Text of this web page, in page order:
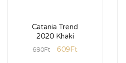
Catania Trend
2020 Khaki
690Ft 609Ft